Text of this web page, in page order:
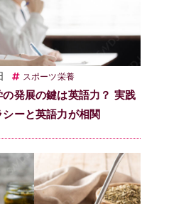
スポーツ栄養
の発展の鍵は英語力？ 実践
ーと英語力が相関